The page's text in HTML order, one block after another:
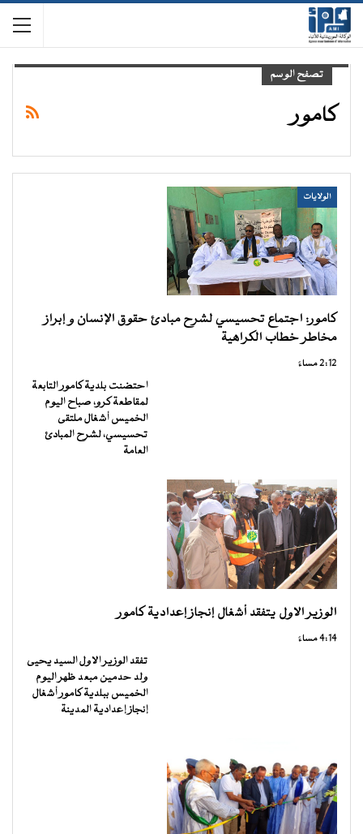
تصفح الوسم
كامور
الولايات
كامور: اجتماع تحسيسي لشرح مبادئ حقوق الإنسان و إبراز
مخاطر خطاب الكراهية
2:12 مساءً
احتضنت بلدية كامور التابعة
لمقاطعة كرو، صباح اليوم
الخميس أشغال ملتقى
تحسيسي، لشرح المبادئ
العامة
الوزير الاول يتفقد أشغال إنجاز إعدادية كامور
4:14 مساءً
تفقد الوزير الاول السيد يحيى
ولد حدمين مبعد ظهر اليوم
الخميس ببلدية كامور أشغال
إنجاز إعدادية المدينة